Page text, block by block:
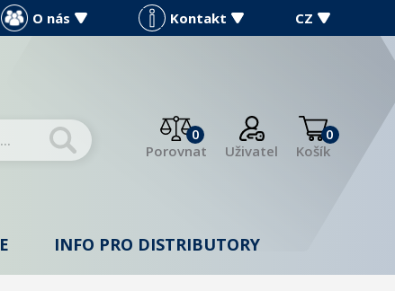
O nás Kontakt CZ
0
Porovnat
Uživatel
0
Košík
INFO PRO DISTRIBUTORY